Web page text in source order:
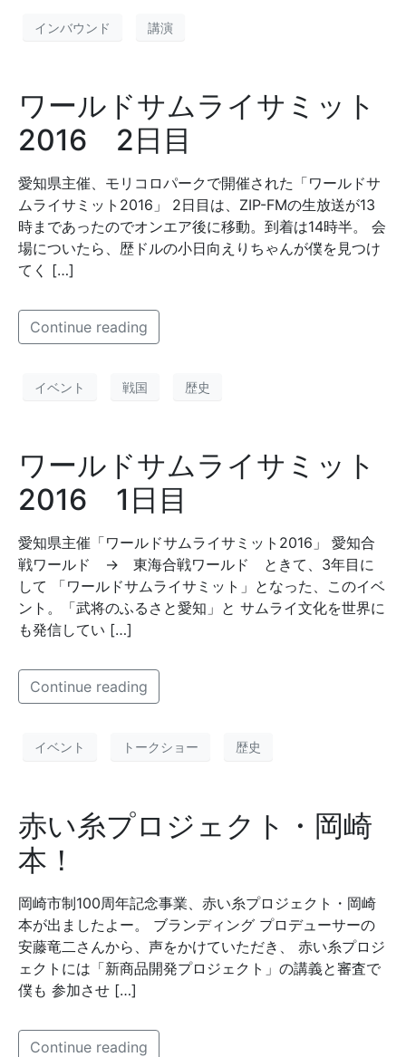
インバウンド 講演
ワールドサムライサミット
2016 2日目
愛知県主催、モリコロパークで開催された「ワールドサ
ムライサミット2016」 2日目は、ZIP-FMの生放送が13
時まであったのでオンエア後に移動。到着は14時半。 会
場についたら、歴ドルの小日向えりちゃんが僕を見つけ
てく […]
Continue reading
イベント 戦国 歴史
ワールドサムライサミット
2016 1日目
愛知県主催「ワールドサムライサミット2016」 愛知合
戦ワールド → 東海合戦ワールド ときて、3年目に
して 「ワールドサムライサミット」となった、このイベ
ント。「武将のふるさと愛知」と サムライ文化を世界に
も発信してい […]
Continue reading
イベント トークショー 歴史
赤い糸プロジェクト・岡崎
本！
岡崎市制100周年記念事業、赤い糸プロジェクト・岡崎
本が出ましたよー。 ブランディング プロデューサーの
安藤竜二さんから、声をかけていただき、 赤い糸プロジ
ェクトには「新商品開発プロジェクト」の講義と審査で
僕も 参加させ […]
Continue reading